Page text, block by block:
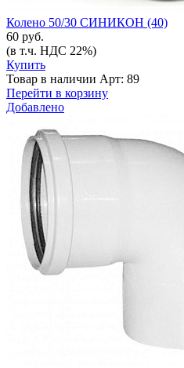
Колено 50/30 СИНИКОН (40)
60 руб.
(в т.ч. НДС 22%)
Купить
Товар в наличии Арт: 89
Перейти в корзину
Добавлено